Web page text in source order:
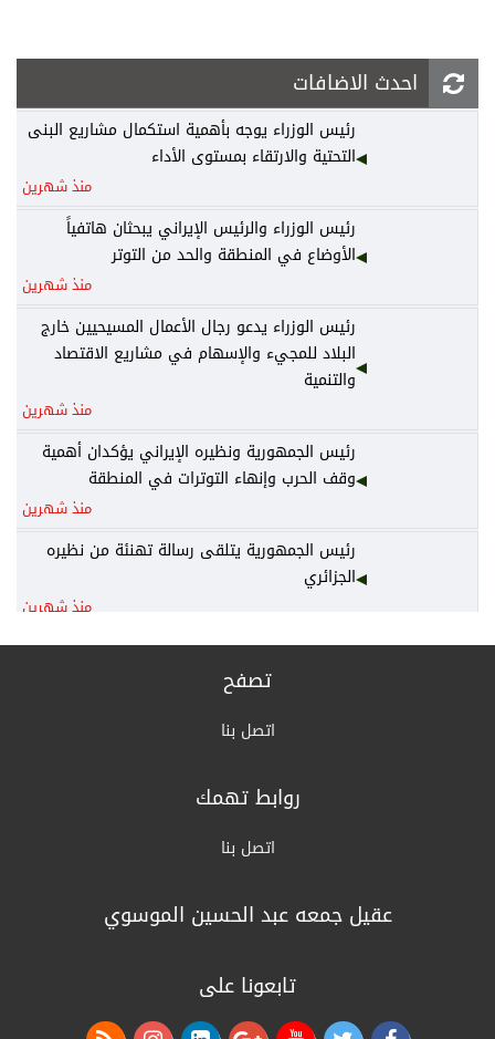
احدث الاضافات
رئيس الوزراء يوجه بأهمية استكمال مشاريع البنى
التحتية والارتقاء بمستوى الأداء
منذ شهرين
رئيس الوزراء والرئيس الإيراني يبحثان هاتفياً
الأوضاع في المنطقة والحد من التوتر
منذ شهرين
رئيس الوزراء يدعو رجال الأعمال المسيحيين خارج
البلاد للمجيء والإسهام في مشاريع الاقتصاد
والتنمية
منذ شهرين
رئيس الجمهورية ونظيره الإيراني يؤكدان أهمية
وقف الحرب وإنهاء التوترات في المنطقة
منذ شهرين
رئيس الجمهورية يتلقى رسالة تهنئة من نظيره
الجزائري
منذ شهرين
رئيس الوزراء يكلف وزير المالية نائباً عنه لرئاسة
المجلس الوزاري للاقتصاد
الخارجية: أمن واستقرار دول الخليج يُعدّ جزءاً لا
القرارات الكاملة لجلسة مجلس الوزراء اليوم
الزراعة: السلع الزراعية غير مشمولة بالتعرفة
تصفح
اتصل بنا
روابط تهمك
اتصل بنا
عقيل جمعه عبد الحسين الموسوي
تابعونا على